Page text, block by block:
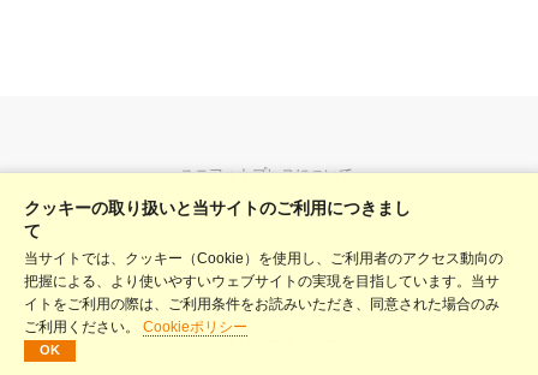
ユニフォトプレスについて
料金表
ヘルプ
利用規約
クッキーの取り扱いと当サイトのご利用につきまし
て
当サイトでは、クッキー（Cookie）を使用し、ご利用者のアクセス動向の
把握による、より使いやすいウェブサイトの実現を目指しています。当サ
イトをご利用の際は、ご利用条件をお読みいただき、同意された場合のみ
ご利用ください。 Cookieポリシー
OK